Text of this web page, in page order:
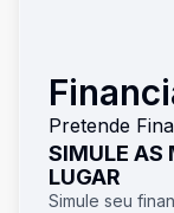
Pretende
SIMULE AS
LUGAR
Simule seu